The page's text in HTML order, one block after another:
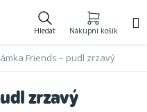
Hledat Nákupní košík
Friends – pudl zrzavý
zrzavý